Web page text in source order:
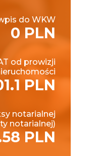
do WKW
0 PLN
od prowizji
PLN
notarialnej
notarialnej)
PLN